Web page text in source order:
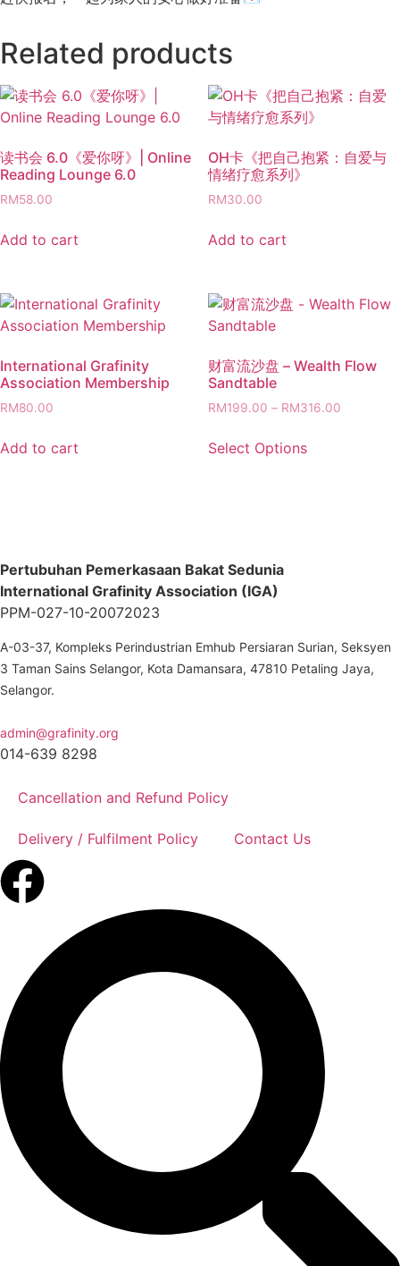
Related products
读书会 6.0《爱你呀》| Online
Reading Lounge 6.0
RM58.00
Add to cart
OH卡《把自己抱紧：自爱与
情绪疗愈系列》
RM30.00
Add to cart
International Grafinity
Association Membership
RM80.00
Add to cart
财富流沙盘 – Wealth Flow
Sandtable
RM199.00 – RM316.00
Select Options
Pertubuhan Pemerkasaan Bakat Sedunia
International Grafinity Association (IGA)
PPM-027-10-20072023
A-03-37, Kompleks Perindustrian Emhub Persiaran Surian, Seksyen
3 Taman Sains Selangor, Kota Damansara, 47810 Petaling Jaya,
Selangor.
admin@grafinity.org
014-639 8298
Cancellation and Refund Policy
Delivery / Fulfilment Policy Contact Us